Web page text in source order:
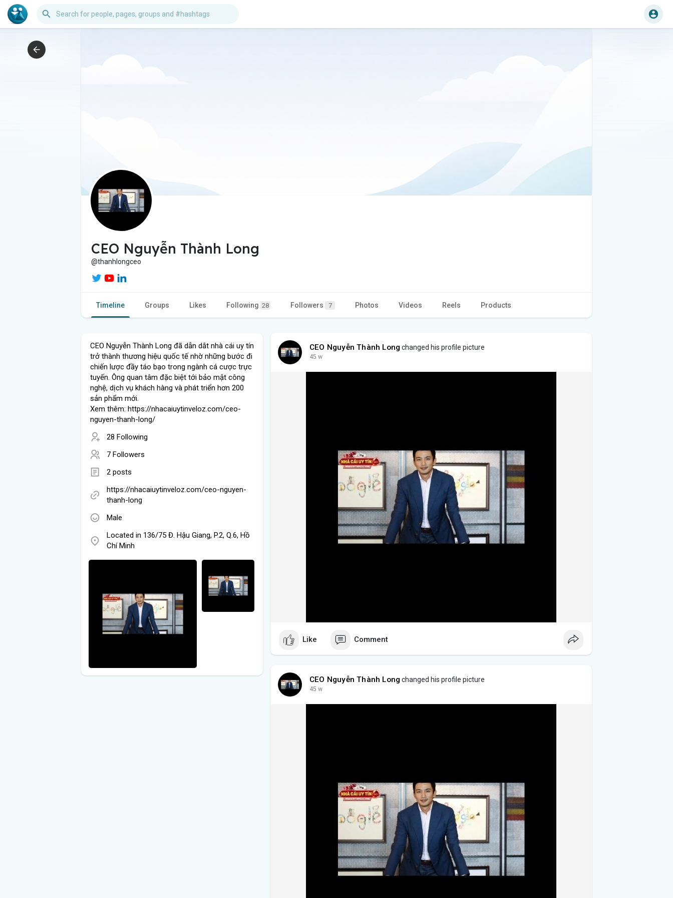
CEO Nguyễn Thành Long
@thanhlongceo
Timeline Groups Likes Following 28 Followers 7 Photos Videos Reels Products
CEO Nguyễn Thành Long đã dẫn dắt nhà cái uy tín
trở thành thương hiệu quốc tế nhờ những bước đi
chiến lược đầy táo bạo trong ngành cá cược trực
tuyến. Ông quan tâm đặc biệt tới bảo mật công
nghệ, dịch vụ khách hàng và phát triển hơn 200
sản phẩm mới.
Xem thêm: https://nhacaiuytinveloz.com/ceo-
nguyen-thanh-long/
28 Following
7 Followers
2 posts
https://nhacaiuytinveloz.com/ceo-nguyen-
thanh-long
Male
Located in 136/75 Đ. Hậu Giang, P.2, Q.6, Hồ
Chí Minh
CEO Nguyễn Thành Long changed his profile picture
45 w
Like Comment
CEO Nguyễn Thành Long changed his profile picture
45 w